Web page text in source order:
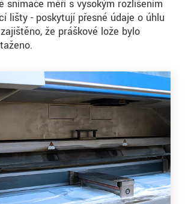
snímače měří s vysokým rozlišením
lišty - poskytují přesné údaje o úhlu
že práškové lože bylo